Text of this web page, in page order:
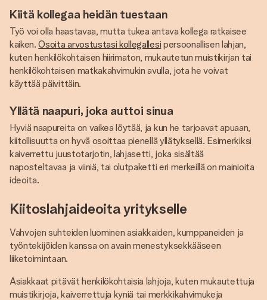
Kiitä kollegaa heidän tuestaan
Työ voi olla haastavaa, mutta tukea antava kollega ratkaisee
kaiken.Osoita arvostustasi kollegallesi persoonallisen lahjan,
kuten henkilökohtaisen hiirimaton, mukautetun muistikirjan tai
henkilökohtaisen matkakahvimukin avulla, jota he voivat
käyttää päivittäin.
Yllätä naapuri, joka auttoi sinua
Hyviä naapureita on vaikea löytää, ja kun he tarjoavat apuaan,
kiitollisuutta on hyvä osoittaa pienellä yllätyksellä. Esimerkiksi
kaiverrettu juustotarjotin, lahjasetti, joka sisältää
naposteltavaa ja viiniä, tai olutpaketti eri merkeillä on mainioita
ideoita.
Kiitoslahjaideoita yritykselle
Vahvojen suhteiden luominen asiakkaiden, kumppaneiden ja
työntekijöiden kanssa on avain menestyksekkääseen
liiketoimintaan.
Asiakkaat pitävät henkilökohtaisia ​​lahjoja, kuten mukautettuja
muistikirjoja, kaiverrettuja kyniä tai merkkikahvimukeja